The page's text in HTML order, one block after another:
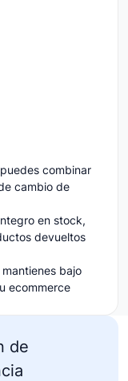
combinar
cambio de
en stock,
devueltos
bajo
ecommerce
de